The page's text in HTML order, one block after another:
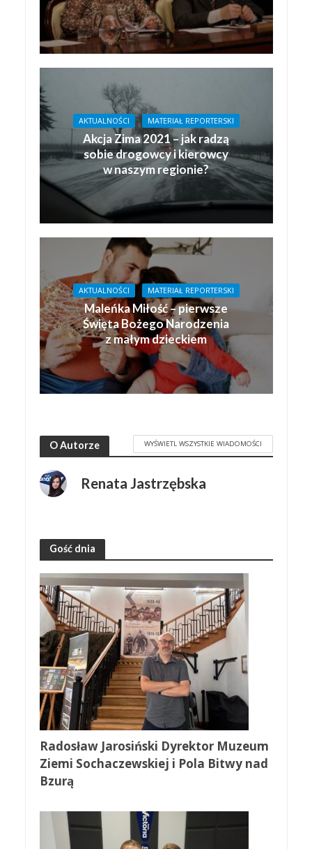
AKTUALNOŚCI MATERIAŁ REPORTERSKI
Akcja Zima 2021 – jak radzą
sobie drogowcy i kierowcy
w naszym regionie?
AKTUALNOŚCI MATERIAŁ REPORTERSKI
Maleńka Miłość – pierwsze
Święta Bożego Narodzenia
z małym dzieckiem
O Autorze WYŚWIETL WSZYSTKIE WIADOMOŚCI
Renata Jastrzębska
Gość dnia
Radosław Jarosiński Dyrektor Muzeum
Ziemi Sochaczewskiej i Pola Bitwy nad
Bzurą